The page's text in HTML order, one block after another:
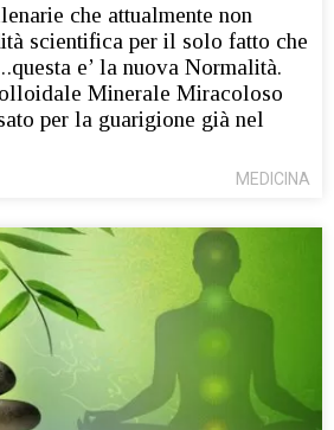
che attualmente non
scientifica per il solo fatto che
e’ la nuova Normalità.
Minerale Miracoloso
per la guarigione già nel
MEDICINA